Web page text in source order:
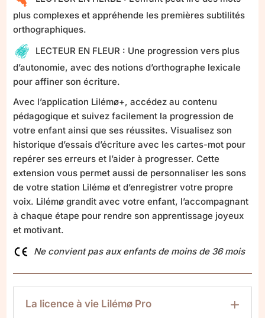
plus complexes et appréhende les premières subtilités
orthographiques.
LECTEUR EN FLEUR : Une progression vers plus
d’autonomie, avec des notions d’orthographe lexicale
pour affiner son écriture.
Avec l’application Lilémø+, accédez au contenu
pédagogique et suivez facilement la progression de
votre enfant ainsi que ses réussites. Visualisez son
historique d’essais d’écriture avec les cartes-mot pour
repérer ses erreurs et l’aider à progresser. Cette
extension vous permet aussi de personnaliser les sons
de votre station Lilémø et d’enregistrer votre propre
voix. Lilémø grandit avec votre enfant, l’accompagnant
à chaque étape pour rendre son apprentissage joyeux
et motivant.
Ne convient pas aux enfants de moins de 36 mois
La licence à vie Lilémø Pro